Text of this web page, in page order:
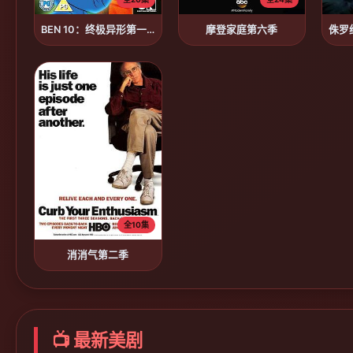
BEN 10：终极异形第一季 摩登家庭第六季
全10集
消消气第二季
📺 最新美剧